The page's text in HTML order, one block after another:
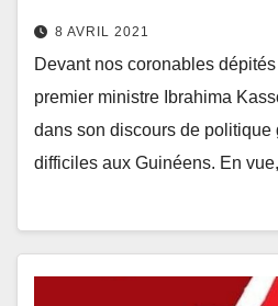
8 AVRIL 2021
Devant nos coronables
premier ministre Ibrahima
dans son discours de politique
difficiles aux Guinéens. En